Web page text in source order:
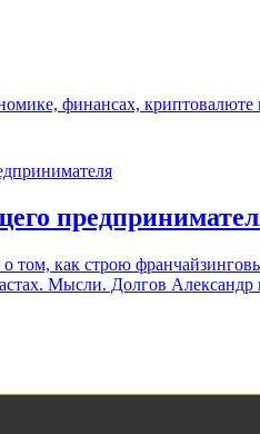
финансах,
том, как строю
Мысли. Долгов Александр